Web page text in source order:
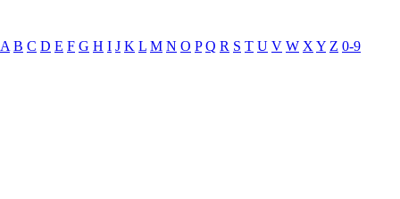
A B C D E F G H I J K L M N O P Q R S T U V W X Y Z 0-9